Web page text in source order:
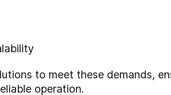
to meet these demands,
operation.